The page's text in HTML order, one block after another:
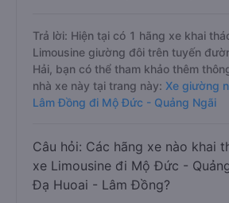
Trả lời: Hiện tại có 1 hãng xe khai
Limousine giường đôi trên tuyến
Hải, bạn có thể tham khảo thêm
nhà xe này tại trang này: Xe giường
Lâm Đồng đi Mộ Đức - Quảng Ngãi
Câu hỏi: Các hãng xe nào khai
xe Limousine đi Mộ Đức -
Đạ Huoai - Lâm Đồng?